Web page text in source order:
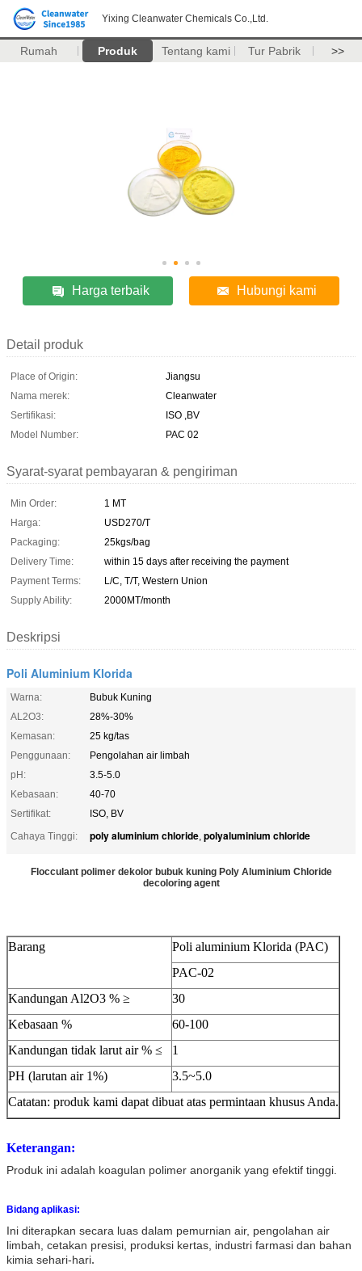
Yixing Cleanwater Chemicals Co.,Ltd.
Rumah Produk Tentang kami Tur Pabrik >>
Harga terbaik Hubungi kami
Detail produk
Place of Origin:
Jiangsu
Nama merek:
Cleanwater
Sertifikasi:
ISO ,BV
Model Number:
PAC 02
Syarat-syarat pembayaran & pengiriman
Min Order:
1 MT
Harga:
USD270/T
Packaging:
25kgs/bag
Delivery Time:
within 15 days after receiving the payment
Payment Terms:
L/C, T/T, Western Union
Supply Ability:
2000MT/month
Deskripsi
Poli Aluminium Klorida
Warna:
Bubuk Kuning
AL2O3:
28%-30%
Kemasan:
25 kg/tas
Penggunaan:
Pengolahan air limbah
pH:
3.5-5.0
Kebasaan:
40-70
Sertifikat:
ISO, BV
Cahaya Tinggi:
poly aluminium chloride, polyaluminium chloride
Flocculant polimer dekolor bubuk kuning Poly Aluminium Chloride
decoloring agent
Barang
Poli aluminium Klorida (PAC)
PAC-02
Kandungan Al2O3 % ≥
30
Kebasaan %
60-100
Kandungan tidak larut air % ≤
1
PH (larutan air 1%)
3.5~5.0
Catatan: produk kami dapat dibuat atas permintaan khusus Anda.
Keterangan:
Produk ini adalah koagulan polimer anorganik yang efektif tinggi.
Bidang aplikasi:
Ini diterapkan secara luas dalam pemurnian air, pengolahan air
limbah, cetakan presisi, produksi kertas, industri farmasi dan bahan
kimia sehari-hari.